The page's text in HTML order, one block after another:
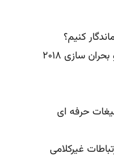
کنیم؟
سازی ۲۰۱۸
حرفه ای
غیرکلامی